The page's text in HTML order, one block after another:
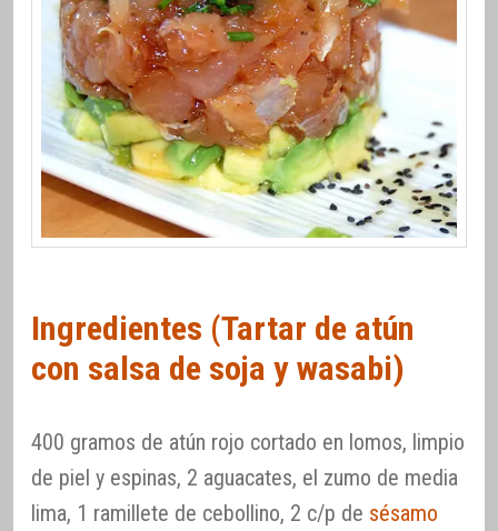
Ingredientes (Tartar de atún
con salsa de soja y wasabi)
400 gramos de atún rojo cortado en lomos, limpio
de piel y espinas, 2 aguacates, el zumo de media
lima, 1 ramillete de cebollino, 2 c/p de sésamo